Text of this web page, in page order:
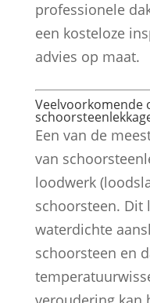
professionele
een kosteloze
advies op maat.
Veelvoorkomende
Een van de
van
loodwerk
schoorsteen. Dit
waterdichte
schoorsteen en